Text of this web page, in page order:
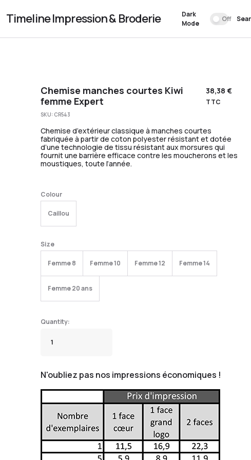
Timeline Impression & Broderie
Dark
Mode
Off
Chemise manches courtes Kiwi
femme Expert
38,38 €
TTC
SKU: CR543
Chemise d’extérieur classique à manches courtes
fabriquée à partir de coton polyester résistant et dotée
d’une technologie de tissu résistant aux morsures qui
fournit une barrière efficace contre les moucherons et les
moustiques, toute l’année.
Colour
Caillou
Size
Femme 8 Femme 10 Femme 12 Femme 14
Femme 20 ans
N'oubliez pas nos impressions économiques !